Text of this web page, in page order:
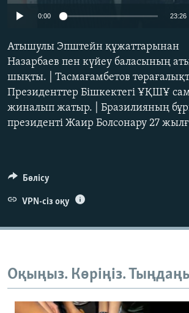
720p 1080p
0:00 23:26
Атышулы Эпштейн құжаттарынан
Назарбаев пен күйеу баласының
шықты. | Тасмағамбетов
Президенттер Бішкектегі ҰҚШҰ
жиналып жатыр. | Бразилияның
президенті Жаир Болсонару 27
Бөлісу
VPN-сіз оқу
Оқыңыз. Көріңіз.